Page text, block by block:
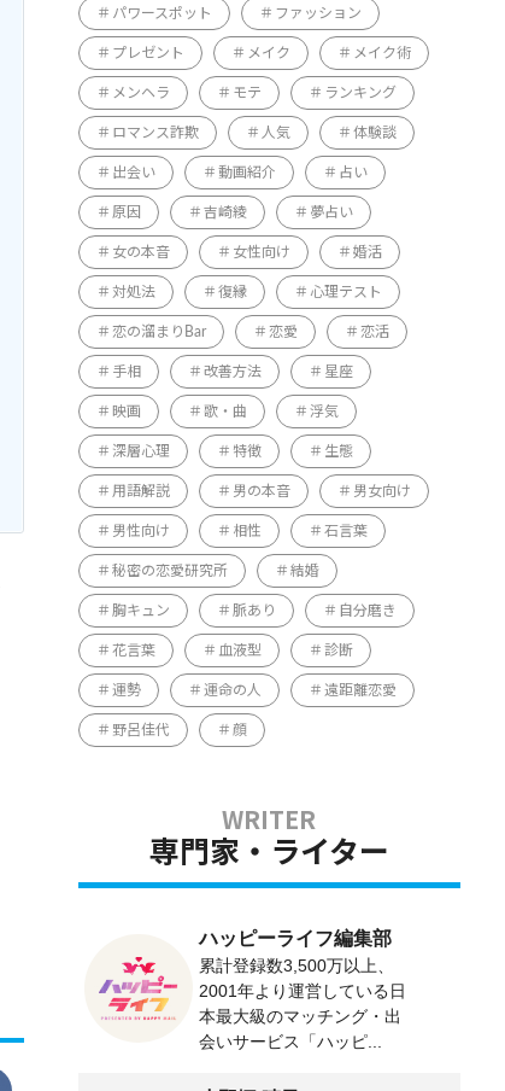
パワースポット ファッション
プレゼント メイク メイク術
メンヘラ モテ ランキング
ロマンス詐欺 人気 体験談
出会い 動画紹介 占い
原因 吉崎綾 夢占い
女の本音 女性向け 婚活
対処法 復縁 心理テスト
恋の溜まりBar 恋愛 恋活
手相 改善方法 星座
映画 歌・曲 浮気
深層心理 特徴 生態
用語解説 男の本音 男女向け
男性向け 相性 石言葉
秘密の恋愛研究所 結婚
胸キュン 脈あり 自分磨き
花言葉 血液型 診断
運勢 運命の人 遠距離恋愛
野呂佳代 顔
専門家・ライター
ハッピーライフ編集部
累計登録数3,500万以上、
2001年より運営している日
本最大級のマッチング・出
会いサービス「ハッピ...